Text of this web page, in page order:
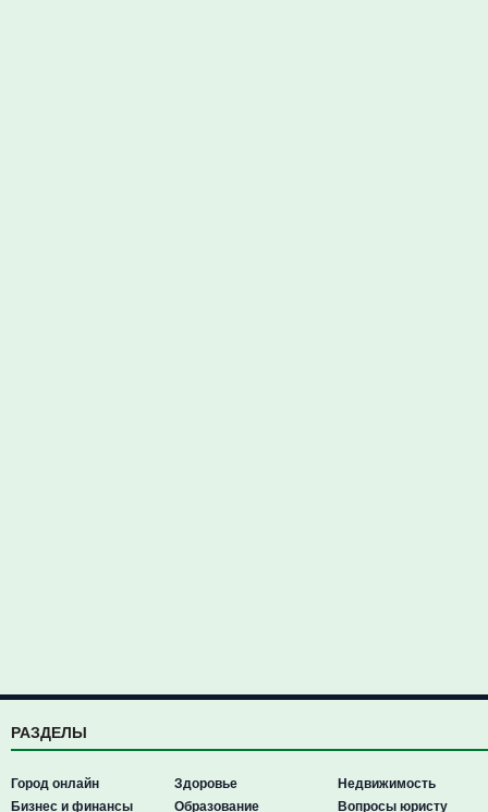
РАЗДЕЛЫ
Город онлайн
Бизнес и финансы
Здоровье
Образование
Недвижимость
Вопросы юристу